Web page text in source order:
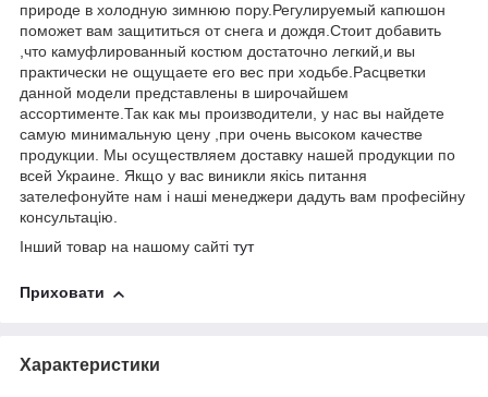
природе в холодную зимнюю пору.Регулируемый капюшон
поможет вам защититься от снега и дождя.Стоит добавить
,что камуфлированный костюм достаточно легкий,и вы
практически не ощущаете его вес при ходьбе.Расцветки
данной модели представлены в широчайшем
ассортименте.Так как мы производители, у нас вы найдете
самую минимальную цену ,при очень высоком качестве
продукции. Мы осуществляем доставку нашей продукции по
всей Украине. Якщо у вас виникли якісь питання
зателефонуйте нам і наші менеджери дадуть вам професійну
консультацію.
Інший товар на нашому сайті тут
Приховати
Характеристики